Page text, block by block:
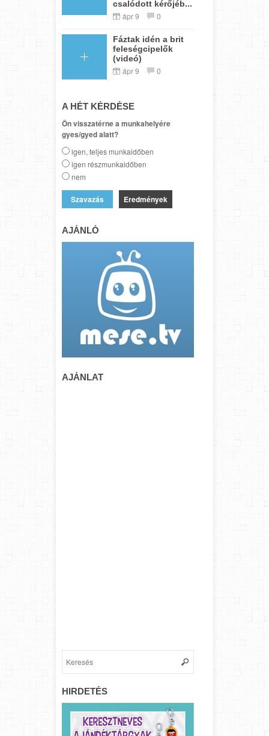
csalódott kérőjéb...
ápr 9 0
Fáztak idén a brit
feleségcipelők
(videó)
ápr 9 0
A HÉT KÉRDÉSE
Ön visszatérne a munkahelyére
gyes/gyed alatt?
igen, teljes munkaidőben
igen részmunkaidőben
nem
Eredmények
AJÁNLÓ
AJÁNLAT
HIRDETÉS